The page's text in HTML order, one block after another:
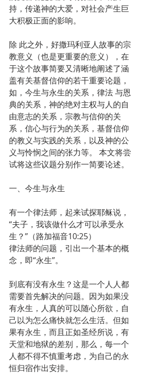
持，传递神的大爱，对社会产生巨
大积极正面的影响。
除 此之外，好撒玛利亚人故事的宗
教意义（也是更重要的意义），在
于这个故事简要又清晰地阐述了涵
盖有关基督信仰的若干重要论题，
如，今生与永生的关系，律法 与恩
典的关系，神的绝对主权与人的自
由意志的关系，宗教与信仰的关
系，信心与行为的关系，基督信仰
的教义与实践的关系，以及神的公
义与怜悯之间的张力等。 本文将尝
试将这些议题分别作一简要论述。
一、今生与永生
有一个律法师，起来试探耶稣说，
“夫子，我该做什么才可以承受永
生？”（路加福音10:25）
律法师的问题，引出一个基本的概
念，即“永生”。
到底有没有永生？这是一个人人都
需要首先解决的问题。因为如果没
有永生，人真的可以随心所欲，自
己以为怎么痛快就怎么生活。但如
果有永生，而且正如圣经所说，有
天堂和地狱的差别，那么，每一个
人都不得不慎重考虑，为自己的永
恒归宿作出安排。